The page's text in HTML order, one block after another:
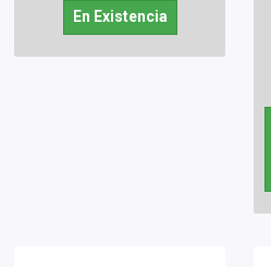
En Existencia